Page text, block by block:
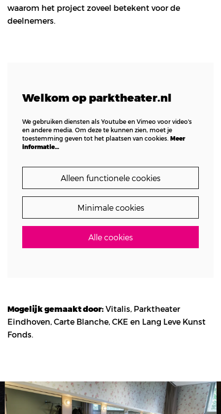
waarom het project zoveel betekent voor de
deelnemers.
Welkom op parktheater.nl
We gebruiken diensten als Youtube en Vimeo voor video's
en andere media. Om deze te kunnen zien, moet je
toestemming geven tot het plaatsen van cookies. Meer
informatie…
Alleen functionele cookies
Minimale cookies
Alle cookies
Mogelijk gemaakt door: Vitalis, Parktheater
Eindhoven, Carte Blanche, CKE en Lang Leve Kunst
Fonds.
Overslaan